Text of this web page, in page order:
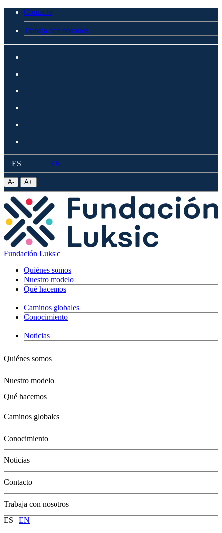
Contacto
Trabaja con nosotros
ES | EN
A- A+
Fundación Luksic
Quiénes somos
Nuestro modelo
Qué hacemos
Caminos globales
Conocimiento
Noticias
Quiénes somos
Nuestro modelo
Qué hacemos
Jóvenes
Adultos
Grandes
Conservación
Caminos globales
Conocimiento
Noticias
Contacto
Trabaja con nosotros
ES | EN